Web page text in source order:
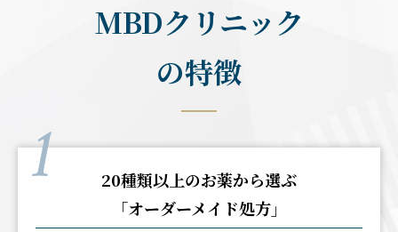
MBDクリニック
の特徴
20種類以上のお薬から選ぶ
「オーダーメイド処方」